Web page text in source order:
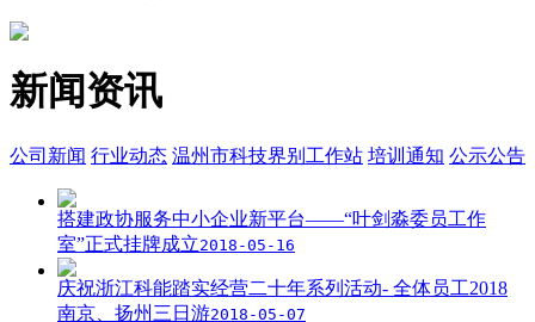
新闻资讯
公司新闻 行业动态 温州市科技界别工作站 培训通知 公示公告
搭建政协服务中小企业新平台——“叶剑淼委员工作
室”正式挂牌成立2018-05-16
庆祝浙江科能踏实经营二十年系列活动- 全体员工2018
南京、扬州三日游2018-05-07